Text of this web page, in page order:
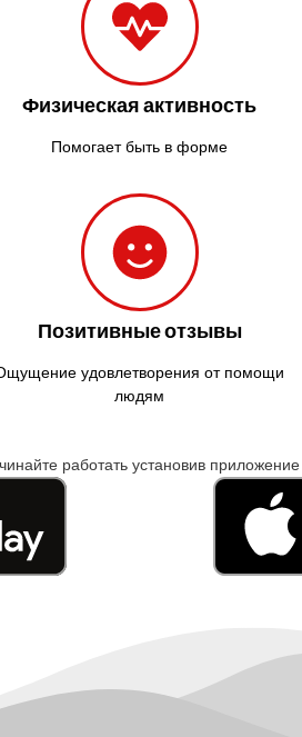
Физическая активность
Помогает быть в форме
Позитивные отзывы
удовлетворения от помощи
людям
работать установив приложение